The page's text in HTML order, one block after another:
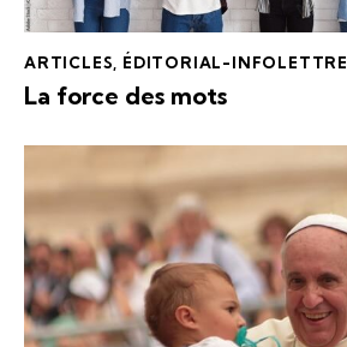
ARTICLES ÉDITORIAL-INFOLETTRE
La force des mots